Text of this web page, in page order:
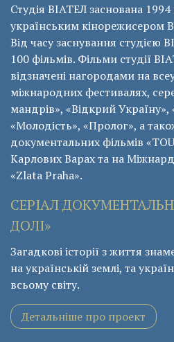
Студія ВІАТЕЛ заснована
українським кінорежисером
Від часу заснування студією
100 фільмів. Фільми студії
відзначені нагородами на
міжнародних фестивалях,
мандрів», «Відкрий Україну»,
«Молодість», «Пролог», а
документальних фільмів
Карлових Варах та на
«Zlata Praha».
СЕРІАЛ
ДОЛІ»
Загадкові історії з життя
на українській землі, та
всьому світу.
Детальніше про проект